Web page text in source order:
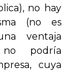
no hay
(no es
ventaja
no podría
cuya